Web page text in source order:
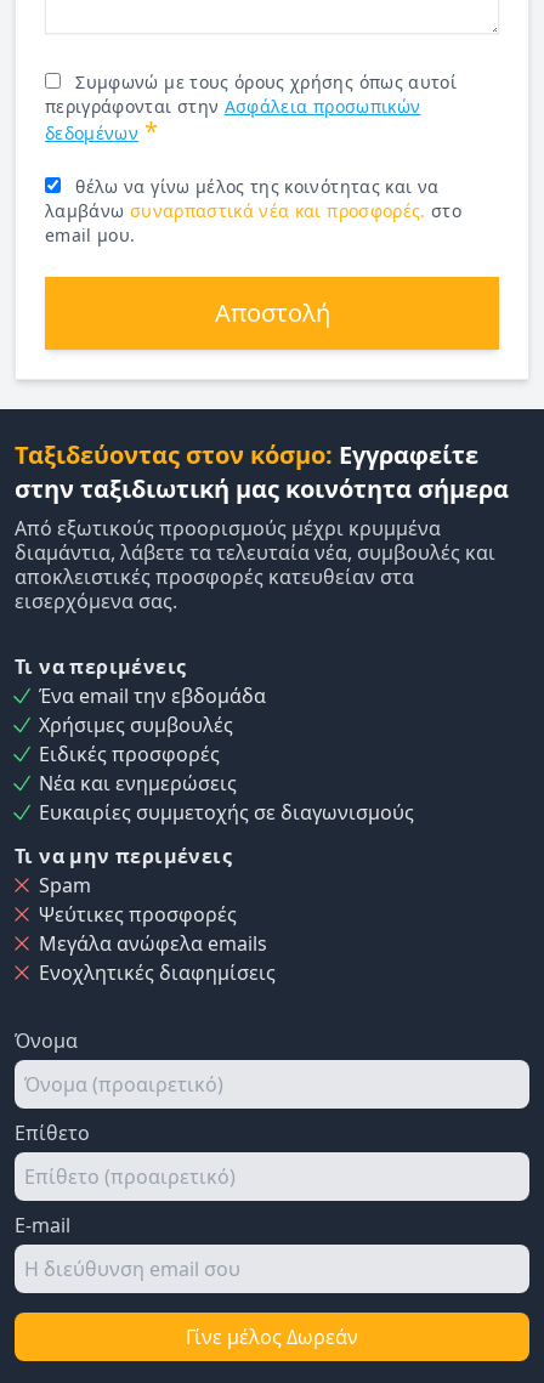
Συμφωνώ με τους όρους χρήσης όπως αυτοί
περιγράφονται στην Ασφάλεια προσωπικών
δεδομένων *
θέλω να γίνω μέλος της κοινότητας και να
λαμβάνω συναρπαστικά νέα και προσφορές. στο
email μου.
Αποστολή
Ταξιδεύοντας στον κόσμο: Εγγραφείτε
στην ταξιδιωτική μας κοινότητα σήμερα
Από εξωτικούς προορισμούς μέχρι κρυμμένα
διαμάντια, λάβετε τα τελευταία νέα, συμβουλές και
αποκλειστικές προσφορές κατευθείαν στα
εισερχόμενα σας.
Τι να περιμένεις
Ένα email την εβδομάδα
Χρήσιμες συμβουλές
Ειδικές προσφορές
Νέα και ενημερώσεις
Ευκαιρίες συμμετοχής σε διαγωνισμούς
Τι να μην περιμένεις
Spam
Ψεύτικες προσφορές
Μεγάλα ανώφελα emails
Ενοχλητικές διαφημίσεις
Όνομα
Επίθετο
E-mail
Γίνε μέλος Δωρεάν